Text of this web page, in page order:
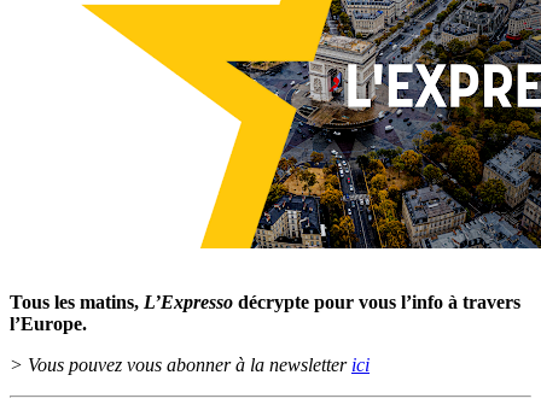
Tous les matins, L’Expresso décrypte pour vous l’info à travers
l’Europe.
> Vous pouvez vous abonner à la newsletter ici